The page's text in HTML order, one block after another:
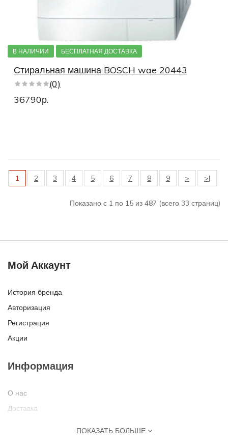
В НАЛИЧИИ БЕСПЛАТНАЯ ДОСТАВКА
Стиральная машина BOSCH wae 20443
(0)
36790р.
1 2 3 4 5 6 7 8 9 > >|
Показано с 1 по 15 из 487 (всего 33 страниц)
Мой Аккаунт
История бренда
Авторизация
Регистрация
Акции
Информация
О нас
Доставка
ПОКАЗАТЬ БОЛЬШЕ